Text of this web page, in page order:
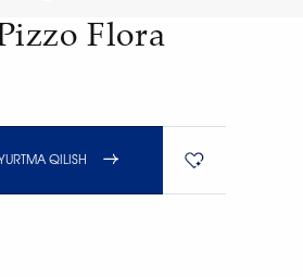
Flora
QILISH